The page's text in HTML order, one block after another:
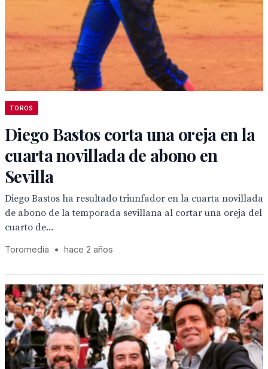
TOROS
Diego Bastos corta una oreja en la
cuarta novillada de abono en
Sevilla
Diego Bastos ha resultado triunfador en la cuarta novillada
de abono de la temporada sevillana al cortar una oreja del
cuarto de...
Toromedia • hace 2 años